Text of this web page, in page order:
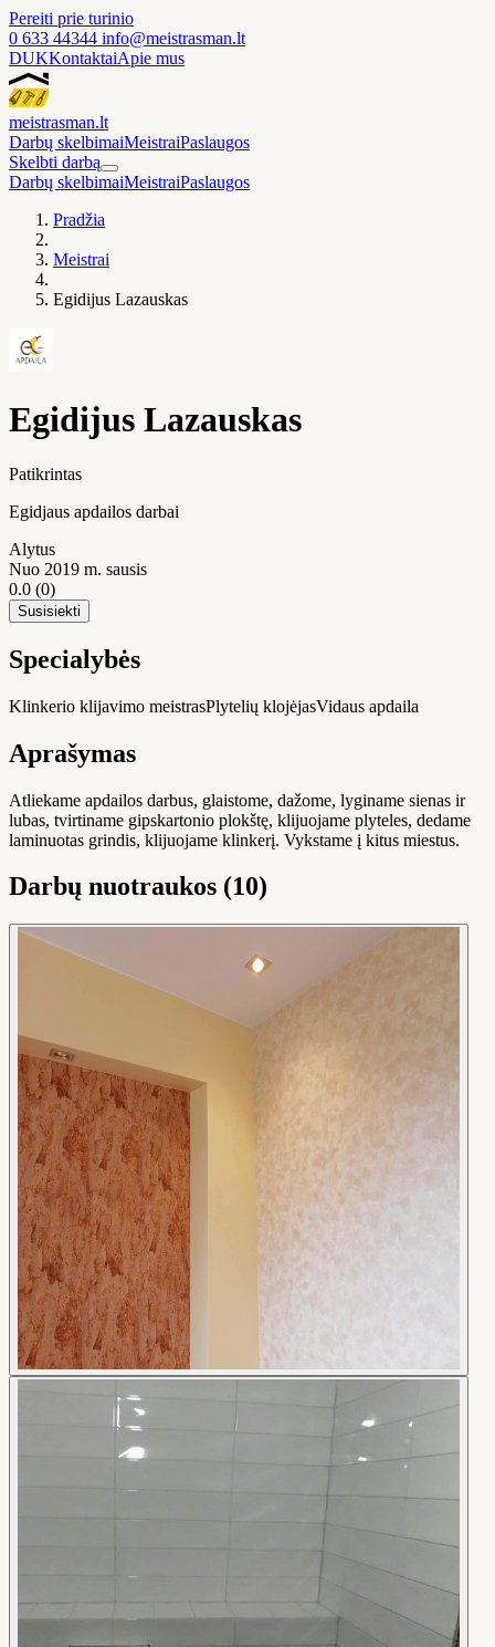
Pereiti prie turinio
0 633 44344 info@meistrasman.lt
DUKKontaktaiApie mus
meistrasman.lt
Darbų skelbimaiMeistraiPaslaugos
Skelbti darbą
Darbų skelbimaiMeistraiPaslaugos
Pradžia
Meistrai
Egidijus Lazauskas
Egidijus Lazauskas
Patikrintas
Egidjaus apdailos darbai
Alytus
Nuo 2019 m. sausis
0.0 (0)
Susisiekti
Specialybės
Klinkerio klijavimo meistrasPlytelių klojėjasVidaus apdaila
Aprašymas
Atliekame apdailos darbus, glaistome, dažome, lyginame sienas ir
lubas, tvirtiname gipskartonio plokštę, klijuojame plyteles, dedame
laminuotas grindis, klijuojame klinkerį. Vykstame į kitus miestus.
Darbų nuotraukos (10)